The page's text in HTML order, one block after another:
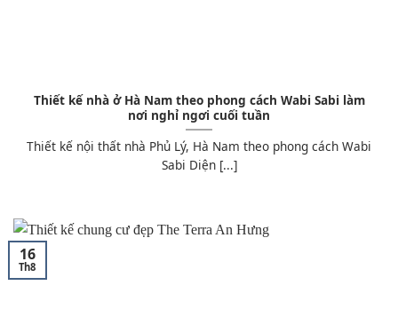
Thiết kế nhà ở Hà Nam theo phong cách Wabi Sabi làm
nơi nghỉ ngơi cuối tuần
Thiết kế nội thất nhà Phủ Lý, Hà Nam theo phong cách Wabi
Sabi Diện [...]
16
Th8